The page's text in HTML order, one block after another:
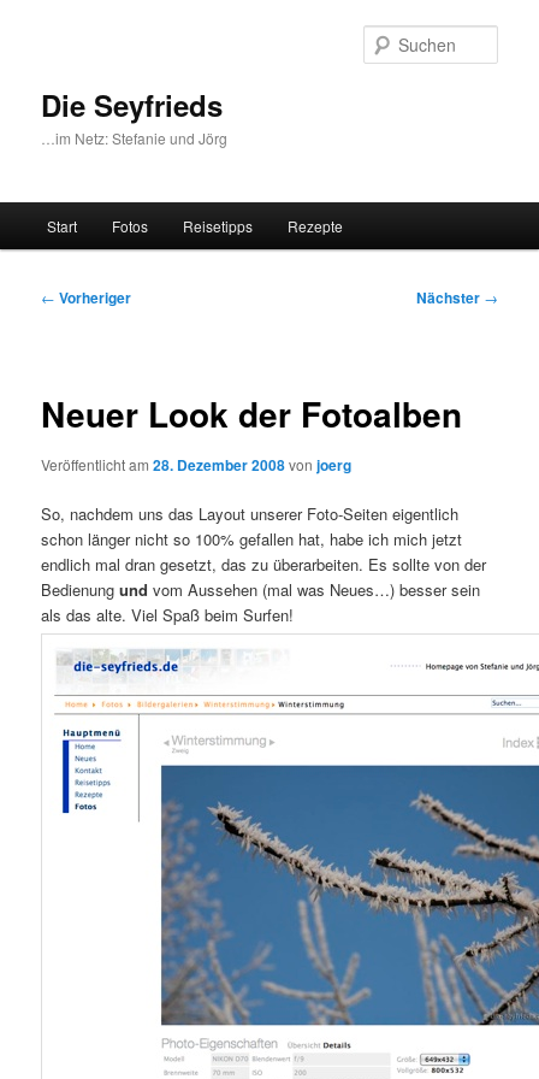
Die Seyfrieds
…im Netz: Stefanie und Jörg
Start Fotos Reisetipps Rezepte
Beitragsnavigation
← Vorheriger Nächster →
Neuer Look der Fotoalben
Veröffentlicht am28. Dezember 2008vonjoerg
So, nachdem uns das Layout unserer Foto-Seiten eigentlich
schon länger nicht so 100% gefallen hat, habe ich mich jetzt
endlich mal dran gesetzt, das zu überarbeiten. Es sollte von der
Bedienungund vom Aussehen (mal was Neues…) besser sein
als das alte. Viel Spaß beim Surfen!